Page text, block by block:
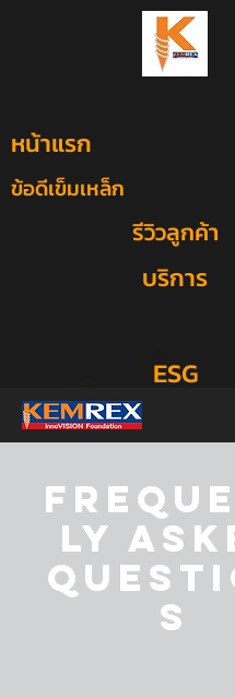
หน้าแรก
ข้อดีเข็มเหล็ก
รีวิวลูกค้า
บริการ
ESG
ly
s